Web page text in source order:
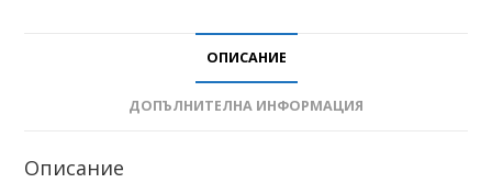
ОПИСАНИЕ
ДОПЪЛНИТЕЛНА ИНФОРМАЦИЯ
Описание